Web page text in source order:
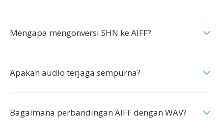
Mengapa mengonversi SHN ke AIFF?
Apakah audio terjaga sempurna?
Bagaimana perbandingan AIFF dengan WAV?